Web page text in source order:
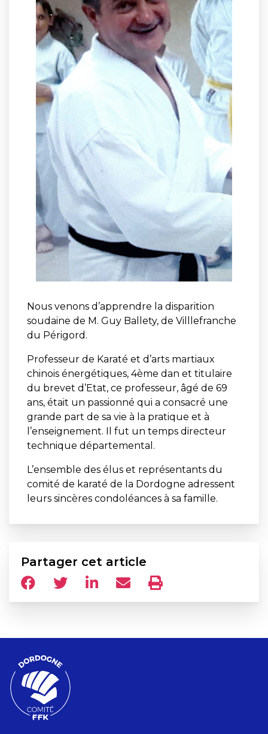
Nous venons d’apprendre la disparition
soudaine de M. Guy Ballety, de Villlefranche
du Périgord.
Professeur de Karaté et d’arts martiaux
chinois énergétiques, 4ème dan et titulaire
du brevet d’Etat, ce professeur, âgé de 69
ans, était un passionné qui a consacré une
grande part de sa vie à la pratique et à
l’enseignement. Il fut un temps directeur
technique départemental.
L’ensemble des élus et représentants du
comité de karaté de la Dordogne adressent
leurs sincères condoléances à sa famille.
Partager cet article